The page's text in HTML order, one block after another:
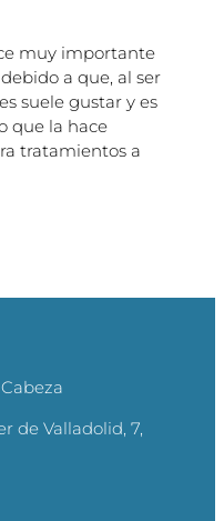
muy importante
a que, al ser
suele gustar y es
que la hace
tratamientos a
de Valladolid, 7,